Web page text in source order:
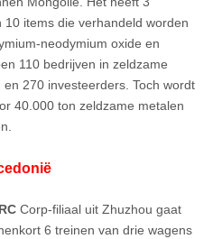
items die verhandeld worden
neodymium oxide en
110 bedrijven in zeldzame
270 investeerders. Toch wordt
40.000 ton zeldzame metalen
Corp-filiaal uit Zhuzhou gaat
6 treinen van drie wagens